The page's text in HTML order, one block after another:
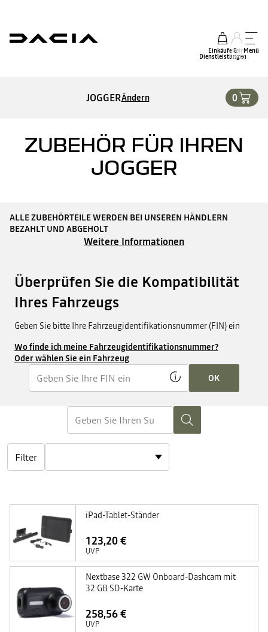
Einkäufe &
Dienstleistungen
mein
Konto
Menü
JOGGERÄndern 0
ZUBEHÖR FÜR IHREN
JOGGER
ALLE ZUBEHÖRTEILE WERDEN BEI UNSEREN HÄNDLERN
BEZAHLT UND ABGEHOLT
Weitere Informationen
Überprüfen Sie die Kompatibilität
Ihres Fahrzeugs
Geben Sie bitte Ihre Fahrzeugidentifikationsnummer (FIN) ein
Wo finde ich meine Fahrzeugidentifikationsnummer?
Oder wählen Sie ein Fahrzeug
OK
Filter
iPad-Tablet-Ständer
123,20 €
UVP
Nextbase 322 GW Onboard-Dashcam mit
32 GB SD-Karte
258,56 €
UVP